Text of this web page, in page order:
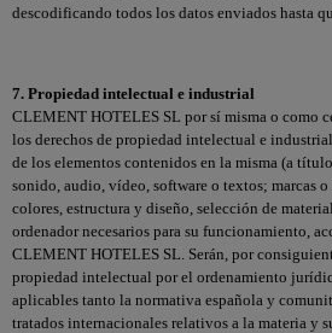
descodificando todos los datos enviados hasta
7. Propiedad intelectual e industrial
CLEMENT HOTELES SL por sí misma o como
los derechos de propiedad intelectual e
de los elementos contenidos en la misma (a
sonido, audio, vídeo, software o textos; marcas
colores, estructura y diseño, selección de
ordenador necesarios para su funcionamiento,
CLEMENT HOTELES SL. Serán, por
propiedad intelectual por el ordenamiento
aplicables tanto la normativa española y
tratados internacionales relativos a la materia y